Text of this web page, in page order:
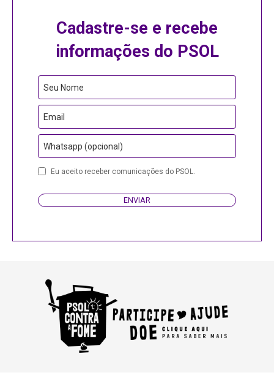
Cadastre-se e recebe
informações do PSOL
Website
URL
Seu Nome
Email
Whatsapp (opcional)
Eu aceito receber comunicações do PSOL.
ENVIAR